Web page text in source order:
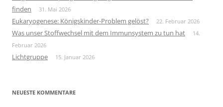
finden
31. Mai 2026
Eukaryogenese: Königskinder-Problem gelöst? 22. Februar 2026
Was unser Stoffwechsel mit dem Immunsystem zu tun hat
14.
Februar 2026
Lichtgruppe 15. Januar 2026
NEUESTE KOMMENTARE